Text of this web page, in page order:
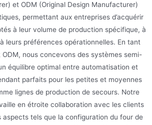
et ODM (Original Design Manufacturer)
permettant aux entreprises d’acquérir
à leur volume de production spécifique, à
leurs préférences opérationnelles. En tant
ODM, nous concevons des systèmes semi-
équilibre optimal entre automatisation et
parfaits pour les petites et moyennes
lignes de production de secours. Notre
en étroite collaboration avec les clients
aspects tels que la configuration du four de